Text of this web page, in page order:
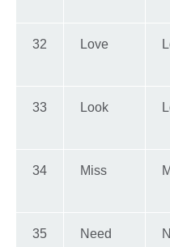
32 Love
33 Look
34 Miss
35 Need